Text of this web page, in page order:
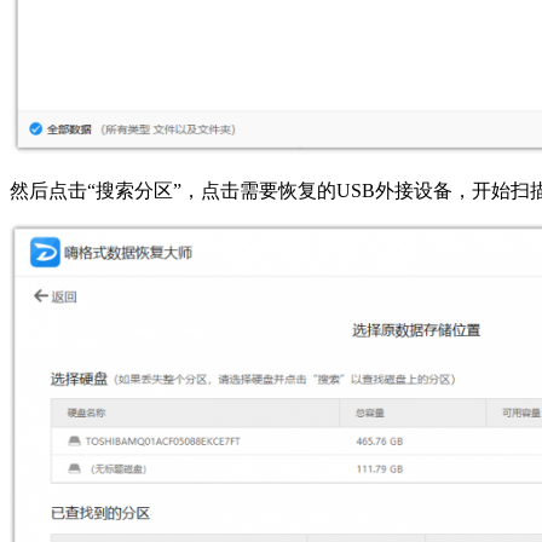
然后点击“搜索分区”，点击需要恢复的USB外接设备，开始扫